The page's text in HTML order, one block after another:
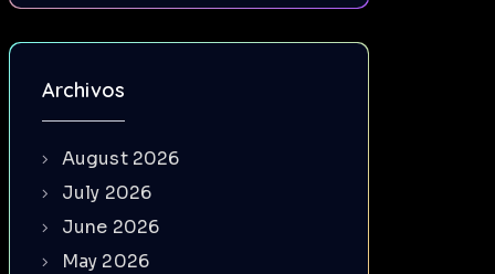
Archivos
August 2026
July 2026
June 2026
May 2026